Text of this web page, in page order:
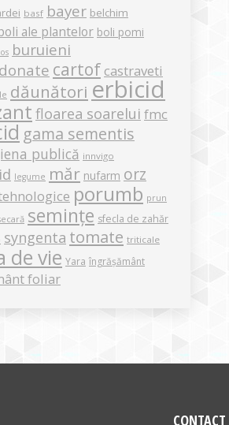
basf bayer belchim
ale plantelor boli pomi
buruieni
cartof castraveti
dăunători erbicid
floarea soarelui fmc
gama sementis
publică innvigo
legume măr nufarm orz
porumb prun
semințe sfecla de zahăr
syngenta tomate triticale
de vie Yara îngrășământ
foliar
CONTACT